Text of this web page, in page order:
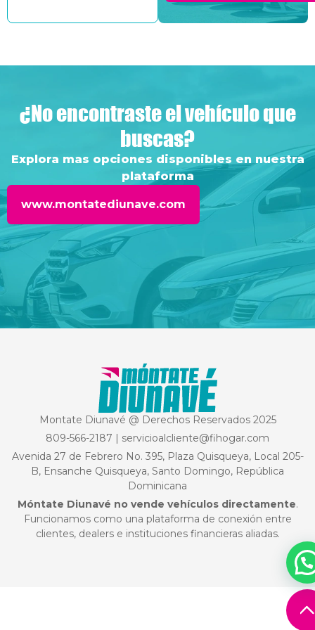
¿No encontraste el vehículo que
buscas?
Explora mas opciones disponibles en nuestra
plataforma
www.montatediunave.com
Montate Diunavé @ Derechos Reservados 2025
809-566-2187 | servicioalcliente@fihogar.com
Avenida 27 de Febrero No. 395, Plaza Quisqueya, Local 205-
B, Ensanche Quisqueya, Santo Domingo, República
Dominicana
Móntate Diunavé no vende vehículos directamente.
Funcionamos como una plataforma de conexión entre
clientes, dealers e instituciones financieras aliadas.